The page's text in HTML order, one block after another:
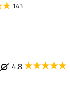
143
4.8